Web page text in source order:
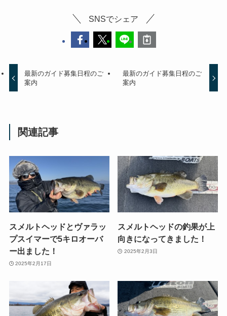
SNSでシェア
最新のガイド募集日程のご
案内
最新のガイド募集日程のご
案内
関連記事
スメルトヘッドとヴァラッ
プスイマーで5キロオーバ
ー出ました！
2025年2月17日
スメルトヘッドの釣果が上
向きになってきました！
2025年2月3日